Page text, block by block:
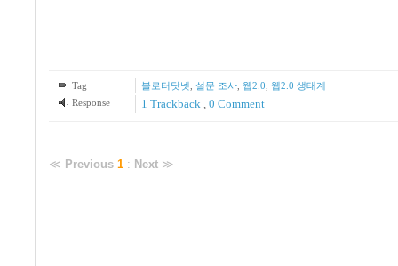
Tag 블로터닷넷 설문 조사, 웹2.0
웹2.0 생태계
Response
1 Trackback , 0 Comment
≪ Previous 1 : Next ≫